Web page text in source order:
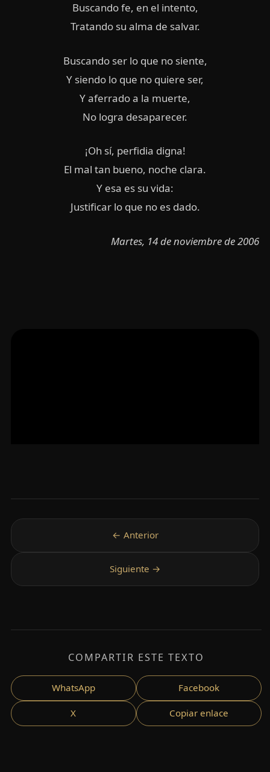
Buscando fe, en el intento,
Tratando su alma de salvar.
Buscando ser lo que no siente,
Y siendo lo que no quiere ser,
Y aferrado a la muerte,
No logra desaparecer.
¡Oh sí, perfidia digna!
El mal tan bueno, noche clara.
Y esa es su vida:
Justificar lo que no es dado.
Martes, 14 de noviembre de 2006
COMPARTIR ESTE TEXTO
WhatsApp Facebook
X Copiar enlace